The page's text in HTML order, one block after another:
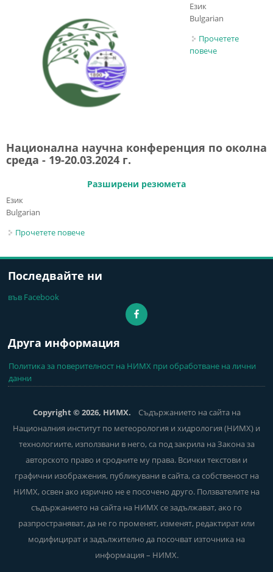
Език
Bulgarian
Прочетете
повече
Национална научна конференция по околна
среда - 19-20.03.2024 г.
Разширени резюмета
Език
Bulgarian
Прочетете повече
Последвайте ни
във Facebook
Друга информация
Политика за поверителност на НИМХ при обработване на лични
данни
Copyright © 2026, НИМХ. Съдържанието на сайта на
Националния институт по метеорология и хидрология (НИМХ) и
технологиите, използвани в него, са под закрила на Закона за
авторското право и сродните му права. Всички текстови и
графични изображения, публикувани в сайта, са собственост на
НИМХ, освен ако изрично не е посочено друго. Ползвателите на
съдържанието на сайта на НИМХ се задължават, ако го
разпространяват, да не го променят, изменят, редактират или
модифицират и задължително да посочват източника на
информация – НИМХ.